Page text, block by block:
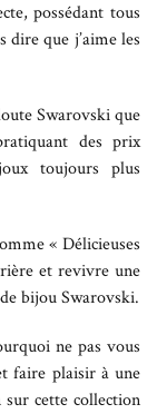
possédant tous
dire que j’aime les
Swarovski que
des prix
toujours plus
« Délicieuses
et revivre une
bijou Swarovski.
ne pas vous
faire plaisir à une
sur cette collection